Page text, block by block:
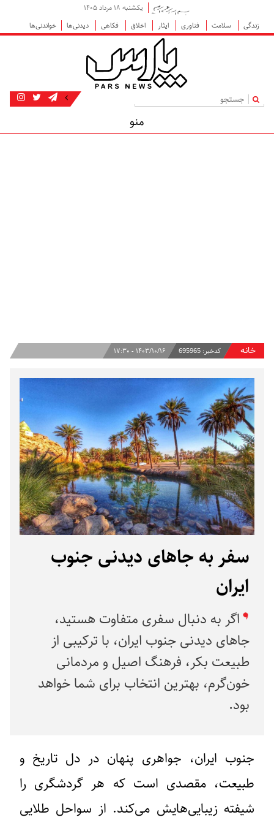
یکشنبه ۱۸ مرداد ۱۴۰۵
زندگی
سلامت فناوری ایثار اخلاق فکاهی دیدنی‌ها خواندنی‌ها
|
منو
خانه کدخبر: 695965 ۱۴۰۳/۱۰/۱۶ - ۱۷:۳۰
سفر به جاهای دیدنی جنوب
ایران
اگر به دنبال سفری متفاوت هستید،
جاهای دیدنی جنوب ایران، با ترکیبی از
طبیعت بکر، فرهنگ اصیل و مردمانی
خون‌گرم، بهترین انتخاب برای شما خواهد
بود.
جنوب ایران، جواهری پنهان در دل تاریخ و
طبیعت، مقصدی است که هر گردشگری را
شیفته زیبایی‌هایش می‌کند. از سواحل طلایی